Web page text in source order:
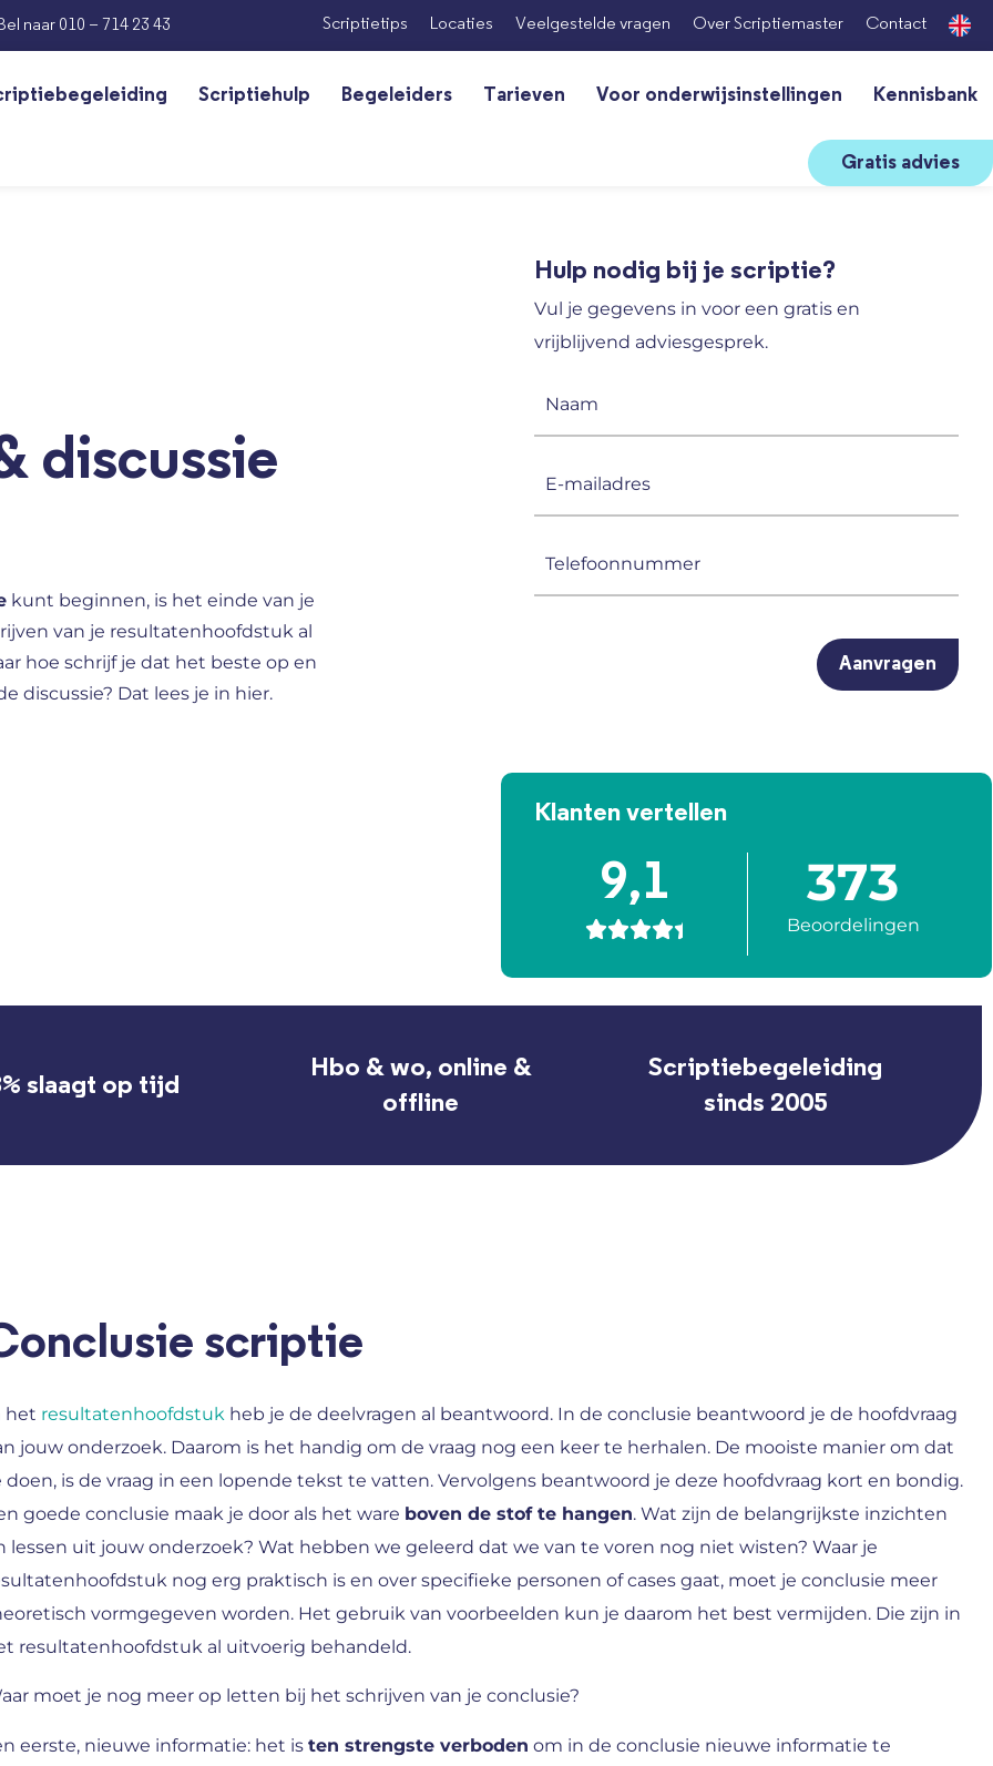
Bel naar 010 – 714 23 43 Scriptietips Locaties Veelgestelde vragen Over Scriptiemaster Contact
Scriptiehulp Begeleiders Tarieven Voor onderwijsinstellingen Kennisbank
Gratis advies
discussie
kunt beginnen, is het einde van je
van je resultatenhoofdstuk al
hoe schrijf je dat het beste op en
discussie? Dat lees je in hier.
Hulp nodig bij je scriptie?
Vul je gegevens in voor een gratis en
vrijblijvend adviesgesprek.
Klanten vertellen
9,1

373
Beoordelingen
slaagt op tijd
Hbo & wo, online &
offline
Scriptiebegeleiding
sinds 2005
scriptie​
het resultatenhoofdstuk heb je de deelvragen al beantwoord. In de conclusie beantwoord je de hoofdvraag
jouw onderzoek. Daarom is het handig om de vraag nog een keer te herhalen. De mooiste manier om dat
doen, is de vraag in een lopende tekst te vatten. Vervolgens beantwoord je deze hoofdvraag kort en bondig.
goede conclusie maak je door als het ware boven de stof te hangen. Wat zijn de belangrijkste inzichten
lessen uit jouw onderzoek? Wat hebben we geleerd dat we van te voren nog niet wisten? Waar je
nog erg praktisch is en over specifieke personen of cases gaat, moet je conclusie meer
vormgegeven worden. Het gebruik van voorbeelden kun je daarom het best vermijden. Die zijn in
resultatenhoofdstuk al uitvoerig behandeld.
moet je nog meer op letten bij het schrijven van je conclusie?
eerste, nieuwe informatie: het is ten strengste verboden om in de conclusie nieuwe informatie te